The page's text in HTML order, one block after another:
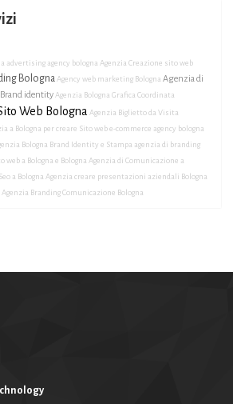
advertising agency bologna Agenzia Creazione sito web
Bologna Agency web marketing Bologna Agenzia di
identity Agenzia Bologna Grafica Coordinata
Web Bologna Agenzia Biglietto da Visita
a Bologna per creare Sito web e-commerce agency bologna
Bologna Brand Identity e Stampa agenzia di branding
web a Bologna e Bologna Agenzia di Comunicazione a
a Bologna Agenzia creare presentazioni aziendali Bologna
Agenzia Branding Comunicazione Bologna